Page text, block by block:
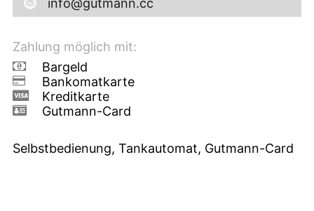
info@gutmann.cc
Zahlung möglich mit:
Bargeld
Bankomatkarte
Kreditkarte
Gutmann-Card
Selbstbedienung, Tankautomat, Gutmann-Card